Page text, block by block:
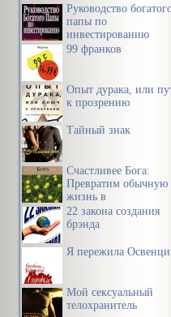
Руководство
папы по
инвестированию
99 франков
Опыт дурака, или
к прозрению
Тайный знак
Счастливее Бога:
Превратим обычную
жизнь в
необыкновенное
приключение
22 закона создания
брэнда
Я пережила
Мой сексуальный
телохранитель